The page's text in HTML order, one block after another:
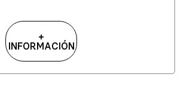
+
INFORMACIÓN